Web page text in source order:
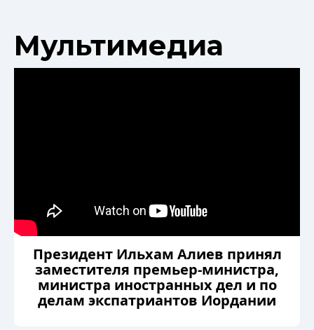
Мультимедиа
Президент Ильхам Алиев принял
заместителя премьер-министра,
министра иностранных дел и по
делам экспатриантов Иордании